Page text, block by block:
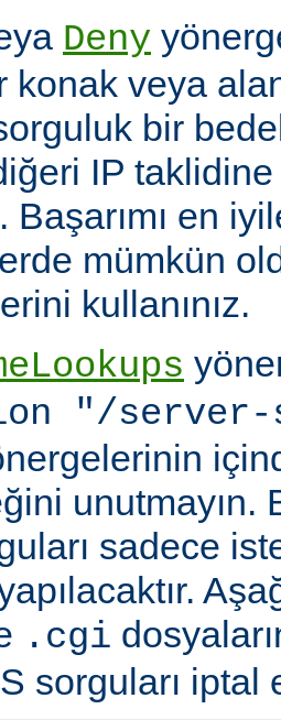
Deny
konak veya
bir
IP taklidine
Başarımı en
mümkün
kullanınız.
"/
unutmayın.
sadece
.cgi
sorguları iptal